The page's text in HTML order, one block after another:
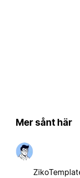
Mer sånt här